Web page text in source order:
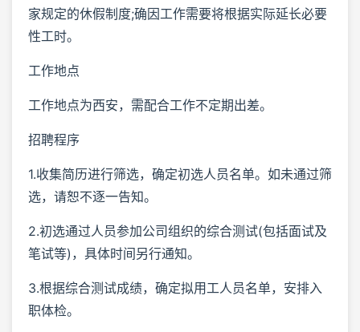
家规定的休假制度;确因工作需要将根据实际延长必要
性工时。
工作地点
工作地点为西安，需配合工作不定期出差。
招聘程序
1.收集简历进行筛选，确定初选人员名单。如未通过筛
选，请恕不逐一告知。
2.初选通过人员参加公司组织的综合测试(包括面试及
笔试等)，具体时间另行通知。
3.根据综合测试成绩，确定拟用工人员名单，安排入
职体检。